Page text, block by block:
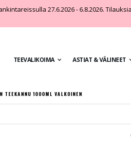
27.6.2026 - 6.8.2026.
TEEVALIKOIMA ASTIAT & VÄLINEET
TEEKANNU 1000ML VALKOINEN